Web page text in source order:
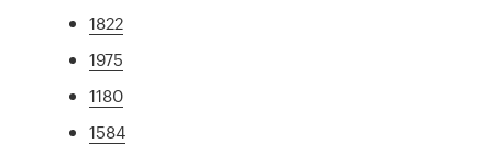
1822
1975
1180
1584